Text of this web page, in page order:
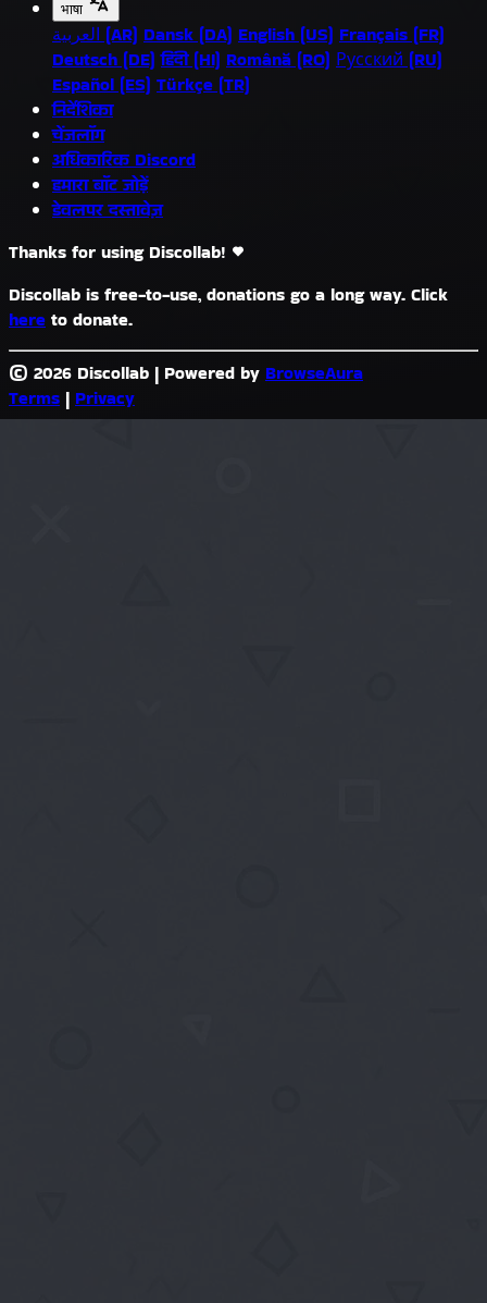
भाषा
العربية (AR) Dansk (DA) English (US) Français (FR)
Deutsch (DE) हिंदी (HI) Română (RO) Русский (RU)
Español (ES) Türkçe (TR)
निर्देशिका
चेंजलॉग
अधिकारिक Discord
हमारा बॉट जोड़ें
डेवलपर दस्तावेज़
Thanks for using Discollab!
Discollab is free-to-use, donations go a long way. Click
here to donate.
© 2026 Discollab | Powered by BrowseAura
Terms | Privacy